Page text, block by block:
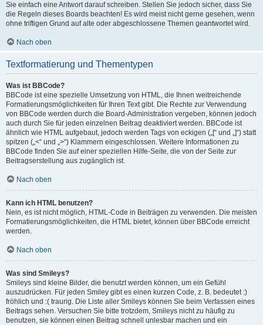
Sie einfach eine Antwort darauf schreiben. Stellen Sie jedoch sicher, dass Sie
die Regeln dieses Boards beachten! Es wird meist nicht gerne gesehen, wenn
ohne triftigen Grund auf alte oder abgeschlossene Themen geantwortet wird.
Nach oben
Textformatierung und Thementypen
Was ist BBCode?
BBCode ist eine spezielle Umsetzung von HTML, die Ihnen weitreichende
Formatierungsmöglichkeiten für Ihren Text gibt. Die Rechte zur Verwendung
von BBCode werden durch die Board-Administration vergeben, können jedoch
auch durch Sie für jeden einzelnen Beitrag deaktiviert werden. BBCode ist
ähnlich wie HTML aufgebaut, jedoch werden Tags von eckigen („[“ und „]“) statt
spitzen („<“ und „>“) Klammern eingeschlossen. Weitere Informationen zu
BBCode finden Sie auf einer speziellen Hilfe-Seite, die von der Seite zur
Beitragserstellung aus zugänglich ist.
Nach oben
Kann ich HTML benutzen?
Nein, es ist nicht möglich, HTML-Code in Beiträgen zu verwenden. Die meisten
Formatierungsmöglichkeiten, die HTML bietet, können über BBCode erreicht
werden.
Nach oben
Was sind Smileys?
Smileys sind kleine Bilder, die benutzt werden können, um ein Gefühl
auszudrücken. Für jeden Smiley gibt es einen kurzen Code, z. B. bedeutet :)
fröhlich und :( traurig. Die Liste aller Smileys können Sie beim Verfassen eines
Beitrags sehen. Versuchen Sie bitte trotzdem, Smileys nicht zu häufig zu
benutzen, sie können einen Beitrag schnell unlesbar machen und ein